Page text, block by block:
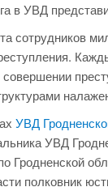
в УВД
сотрудников
УВД
УВД
Гродненской
полковник